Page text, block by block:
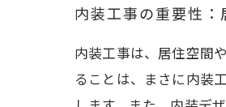
内装工事の重要性
内装工事は、居住空間
ることは、まさに内装